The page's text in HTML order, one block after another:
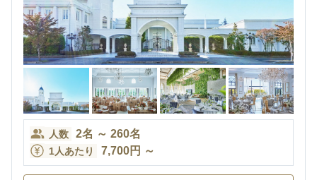
人数 2名 ～ 260名
1人あたり 7,700円 ～